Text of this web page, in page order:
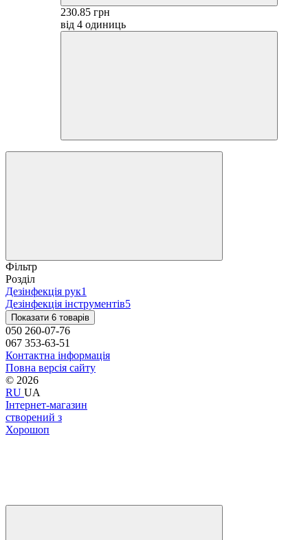
230.85 грн
від 4 одиниць
Фільтр
Розділ
Дезінфекція рук1
Дезінфекція інструментів5
Показати 6 товарів
050 260-07-76
067 353-63-51
Контактна інформація
Повна версія сайту
© 2026
RU UA
Інтернет-магазин
створений з
Хорошоп